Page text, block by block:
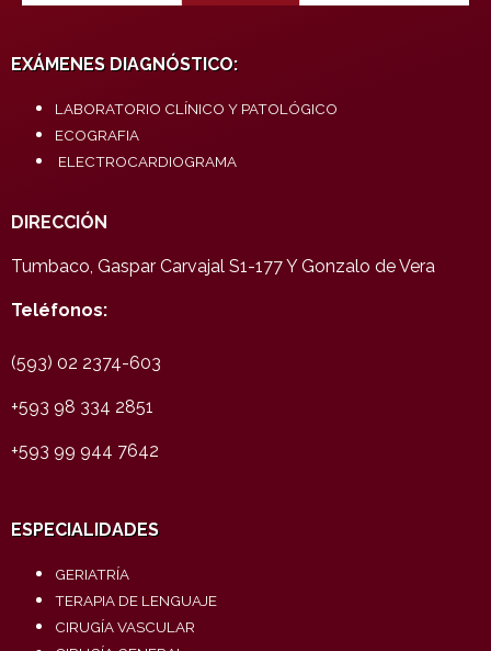
EXÁMENES DIAGNÓSTICO:
LABORATORIO CLÍNICO Y PATOLÓGICO
ECOGRAFIA
ELECTROCARDIOGRAMA
DIRECCIÓN
Tumbaco, Gaspar Carvajal S1-177 Y Gonzalo de Vera
Teléfonos:
(593) 02 2374-603
+593 98 334 2851
+593 99 944 7642
ESPECIALIDADES
GERIATRÍA
TERAPIA DE LENGUAJE
CIRUGÍA VASCULAR